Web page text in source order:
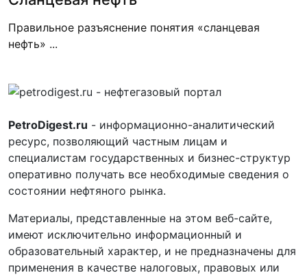
Правильное разъяснение понятия «сланцевая
нефть» ...
PetroDigest.ru - информационно-аналитический
ресурс, позволяющий частным лицам и
специалистам государственных и бизнес-структур
оперативно получать все необходимые сведения о
состоянии нефтяного рынка.
Материалы, представленные на этом веб-сайте,
имеют исключительно информационный и
образовательный характер, и не предназначены для
применения в качестве налоговых, правовых или